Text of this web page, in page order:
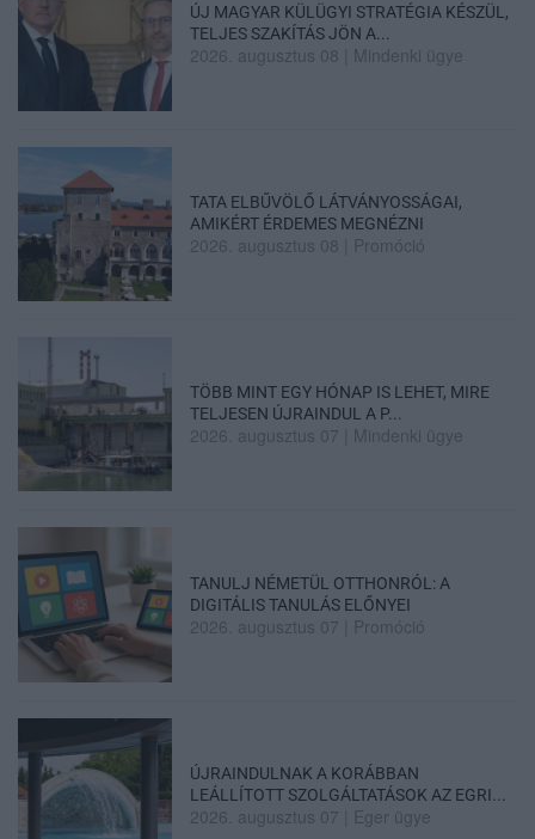
ÚJ MAGYAR KÜLÜGYI STRATÉGIA KÉSZÜL,
TELJES SZAKÍTÁS JÖN A...
2026. augusztus 08 Mindenki ügye
TATA ELBŰVÖLŐ LÁTVÁNYOSSÁGAI,
AMIKÉRT ÉRDEMES MEGNÉZNI
2026. augusztus 08 Promóció
TÖBB MINT EGY HÓNAP IS LEHET, MIRE
TELJESEN ÚJRAINDUL A P...
2026. augusztus 07 Mindenki ügye
TANULJ NÉMETÜL OTTHONRÓL: A
DIGITÁLIS TANULÁS ELŐNYEI
2026. augusztus 07 Promóció
ÚJRAINDULNAK A KORÁBBAN
LEÁLLÍTOTT SZOLGÁLTATÁSOK AZ EGRI...
2026. augusztus 07 Eger ügye